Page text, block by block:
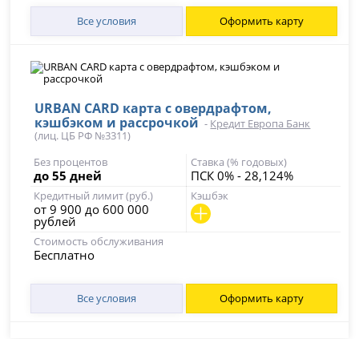
Все условия Оформить карту
URBAN CARD карта с овердрафтом,
кэшбэком и рассрочкой - Кредит Европа Банк
(лиц. ЦБ РФ №3311)
Без процентов
до 55 дней
Ставка (% годовых)
ПСК 0% - 28,124%
Кредитный лимит (руб.)
от 9 900 до 600 000
рублей
Кэшбэк
Стоимость обслуживания
Бесплатно
Все условия Оформить карту